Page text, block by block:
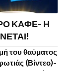
ΚΑΦΕ- Η
του θαύματος
(Βίντεο)-